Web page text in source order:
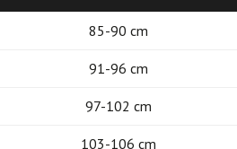
85-90 cm
91-96 cm
97-102 cm
103-106 cm